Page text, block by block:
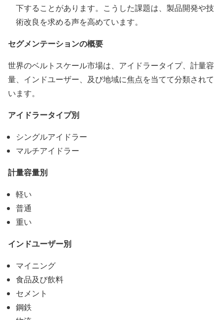
下することがあります。こうした課題は、製品開発や技
術改良を求める声を高めています。
セグメンテーションの概要
世界のベルトスケール市場は、アイドラータイプ、計量容
量、インドユーザー、及び地域に焦点を当てて分類されて
います。
アイドラータイプ別
シングルアイドラー
マルチアイドラー
計量容量別
軽い
普通
重い
インドユーザー別
マイニング
食品及び飲料
セメント
鋼鉄